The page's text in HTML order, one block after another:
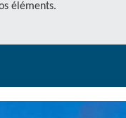
éléments.